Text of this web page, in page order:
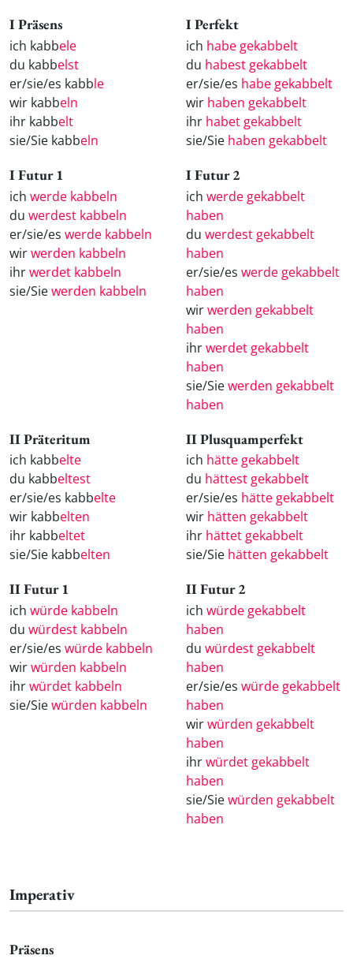
I Präsens
ich kabbele
du kabbelst
er/sie/es kabble
wir kabbeln
ihr kabbelt
sie/Sie kabbeln
I Perfekt
ich habe gekabbelt
du habest gekabbelt
er/sie/es habe gekabbelt
wir haben gekabbelt
ihr habet gekabbelt
sie/Sie haben gekabbelt
I Futur 1
ich werde kabbeln
du werdest kabbeln
er/sie/es werde kabbeln
wirwerden kabbeln
ihrwerdet kabbeln
sie/Siewerden kabbeln
I Futur 2
ich werde gekabbelt
haben
du werdest gekabbelt
haben
er/sie/es werde gekabbelt
haben
wirwerden gekabbelt
haben
ihrwerdet gekabbelt
haben
sie/Siewerden gekabbelt
haben
II Präteritum
ich kabbelte
du kabbeltest
er/sie/es kabbelte
wir kabbelten
ihr kabbeltet
sie/Sie kabbelten
II Plusquamperfekt
ich hätte gekabbelt
du hättest gekabbelt
er/sie/es hätte gekabbelt
wir hätten gekabbelt
ihr hättet gekabbelt
sie/Sie hätten gekabbelt
II Futur 1
ich würde kabbeln
du würdest kabbeln
er/sie/es würde kabbeln
wirwürden kabbeln
ihrwürdet kabbeln
sie/Siewürden kabbeln
II Futur 2
ich würde gekabbelt
haben
du würdest gekabbelt
haben
er/sie/es würde gekabbelt
haben
wirwürden gekabbelt
haben
ihrwürdet gekabbelt
haben
sie/Siewürden gekabbelt
haben
Imperativ
Präsens